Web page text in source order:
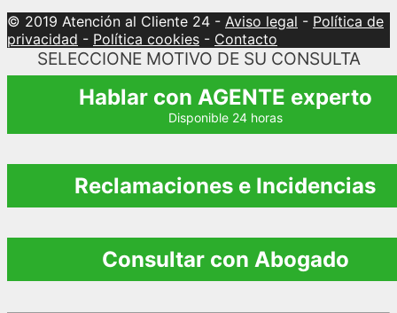
© 2019 Atención al Cliente 24 - Aviso legal - Política de
privacidad - Política cookies - Contacto
SELECCIONE MOTIVO DE SU CONSULTA
Hablar con AGENTE experto
Disponible 24 horas
Reclamaciones e Incidencias
Consultar con Abogado